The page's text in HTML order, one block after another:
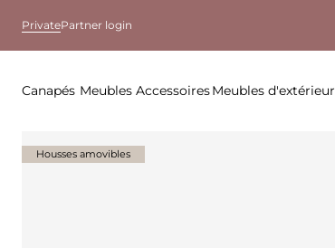
PrivatePartner login
Canapés Meubles AccessoiresMeubles d'extérieur
Housses amovibles